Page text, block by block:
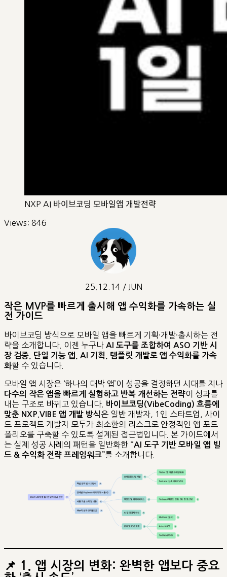
NXP AI 바이브코딩 모바일앱 개발전략
Views: 846
25.12.14 / JUN
작은 MVP를 빠르게 출시해 앱 수익화를 가속하는 실
전 가이드
바이브코딩 방식으로 모바일 앱을 빠르게 기획·개발·출시하는 전
략을 소개합니다. 이젠 누구나 AI 도구를 조합하여 ASO 기반 시
장 검증, 단일 기능 앱, AI 기획, 템플릿 개발로 앱 수익화를 가속
화할 수 있습니다.
모바일 앱 시장은 ‘하나의 대박 앱’이 성공을 결정하던 시대를 지나
다수의 작은 앱을 빠르게 실험하고 반복 개선하는 전략이 성과를
내는 구조로 바뀌고 있습니다. 바이브코딩(VibeCoding) 흐름에
맞춘 NXP.VIBE 앱 개발 방식 은 일반 개발자, 1인 스타트업, 사이
드 프로젝트 개발자 모두가 최소한의 리스크로 안정적인 앱 포트
폴리오를 구축할 수 있도록 설계된 접근법입니다. 본 가이드에서
는 실제 성공 사례의 패턴을 일반화한 “AI 도구 기반 모바일 앱 빌
드 & 수익화 전략 프레임워크”를 소개합니다.
📌 1. 앱 시장의 변화: 완벽한 앱보다 중요